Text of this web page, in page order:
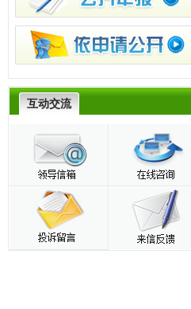
互动交流